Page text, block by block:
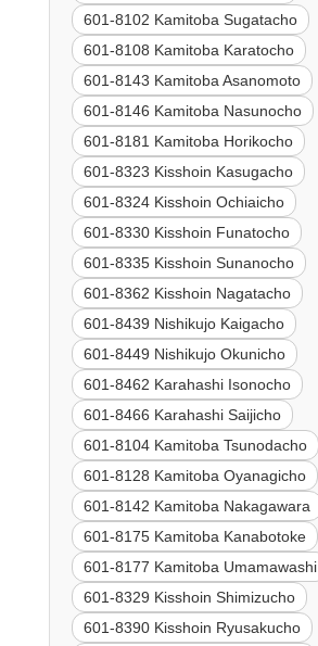
601-8102 Kamitoba Sugatacho
601-8108 Kamitoba Karatocho
601-8143 Kamitoba Asanomoto
601-8146 Kamitoba Nasunocho
601-8181 Kamitoba Horikocho
601-8323 Kisshoin Kasugacho
601-8324 Kisshoin Ochiaicho
601-8330 Kisshoin Funatocho
601-8335 Kisshoin Sunanocho
601-8362 Kisshoin Nagatacho
601-8439 Nishikujo Kaigacho
601-8449 Nishikujo Okunicho
601-8462 Karahashi Isonocho
601-8466 Karahashi Saijicho
601-8104 Kamitoba Tsunodacho
601-8128 Kamitoba Oyanagicho
601-8142 Kamitoba Nakagawara
601-8175 Kamitoba Kanabotoke
601-8177 Kamitoba Umamawashi
601-8329 Kisshoin Shimizucho
601-8390 Kisshoin Ryusakucho